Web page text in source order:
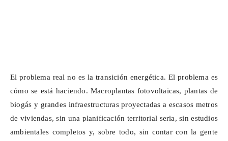
El problema real no es la transición energética. El problema es
cómo se está haciendo.Macroplantas fotovoltaicas, plantas de
biogás y grandes infraestructuras proyectadas a escasos metros
de viviendas, sin una planificación territorial seria, sin estudios
ambientales completos y, sobre todo, sin contar con la gente